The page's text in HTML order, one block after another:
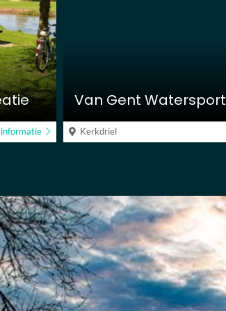
Van Gent Watersport
Kerkdriel